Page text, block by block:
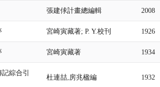
張建俅計畫總編輯 2008
宮崎寅藏著; P. Y.校刊 1926
宮崎寅藏著 1934
綜合引
杜連喆,房兆楹編 1932